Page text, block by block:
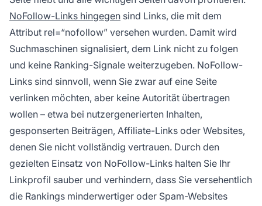
NoFollow-Links hingegen sind Links, die mit dem
Attribut rel=“nofollow” versehen wurden. Damit wird
Suchmaschinen signalisiert, dem Link nicht zu folgen
und keine Ranking-Signale weiterzugeben. NoFollow-
Links sind sinnvoll, wenn Sie zwar auf eine Seite
verlinken möchten, aber keine Autorität übertragen
wollen – etwa bei nutzergenerierten Inhalten,
gesponserten Beiträgen, Affiliate-Links oder Websites,
denen Sie nicht vollständig vertrauen. Durch den
gezielten Einsatz von NoFollow-Links halten Sie Ihr
Linkprofil sauber und verhindern, dass Sie versehentlich
die Rankings minderwertiger oder Spam-Websites